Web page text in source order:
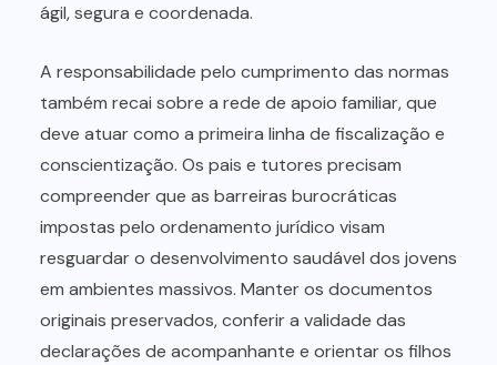
ágil, segura e coordenada.
A responsabilidade pelo cumprimento das normas
também recai sobre a rede de apoio familiar, que
deve atuar como a primeira linha de fiscalização e
conscientização. Os pais e tutores precisam
compreender que as barreiras burocráticas
impostas pelo ordenamento jurídico visam
resguardar o desenvolvimento saudável dos jovens
em ambientes massivos. Manter os documentos
originais preservados, conferir a validade das
declarações de acompanhante e orientar os filhos